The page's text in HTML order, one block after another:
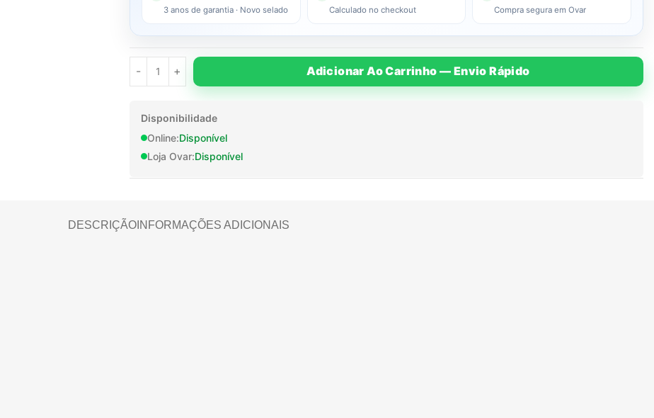
3 anos de garantia · Novo selado Calculado no checkout Compra segura em Ovar
Adicionar Ao Carrinho — Envio Rápido
Disponibilidade
Online:Disponível
Loja Ovar:Disponível
DESCRIÇÃOINFORMAÇÕES ADICIONAIS